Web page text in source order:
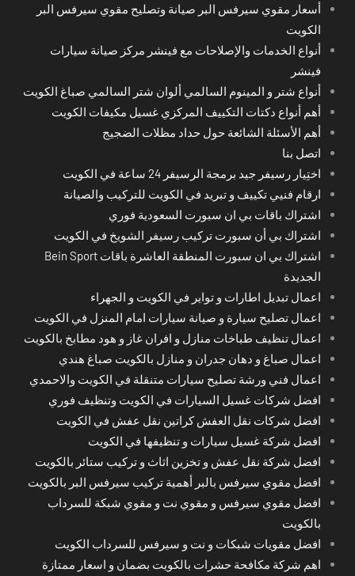
أسعار مقوي سيرفس البر صيانة وتصليح مقوي سيرفس البر
الكويت
أنواع الخدمات والإصلاحات مع فينشر مركز صيانة سيارات
فينشر
أنواع شتر و المينوم السالمي ألوان شتر السالمي صباغ الكويت
أهم أنواع دكتات التكييف المركزي غسيل مكيفات الكويت
أهم الأسئلة الشائعة حول حداد مظلات الضجيج
اتصل بنا
اختِيار رسيفر جيد برمجة الرسيفر 24 ساعة في الكويت
ارقام فنيي تكييف و تبريد في الكويت للتركيب والصيانة
اشتراك باقات بي ان سبورت السعودية فوري
اشتراك بي أن سبورت تركيب رسيفر الشويخ في الكويت
اشتراك بي ان سبورت المنطقة العاشرة باقات Bein Sport
الجديدة
اعمال تبديل اطارات و تواير في الكويت و الجهراء
اعمال تصليح سيارة و صيانة سيارات امام المنزل في الكويت
اعمال تنظيف طباخات منازل و افران غاز و هود مطابخ بالكويت
اعمال صباغ و دهان جدران و منازل بالكويت صباغ هندي
اعمال فني ورشة تصليح سيارات متنقلة في الكويت والاحمدي
افضل شركات غسيل السيارات في الكويت وتنظيف فوري
افضل شركات نقل العفش كراتين نقل عفش في الكويت
افضل شركة غسيل سيارات و تنظيفها في الكويت
افضل شركة نقل عفش و تخزين اثاث و تركيب ستائر بالكويت
افضل مقوي سيرفس بالبر أهمية تركيب سيرفس البر بالكويت
افضل مقوي سيرفس و مقوي نت و مقوي شبكة للسرداب
بالكويت
افضل مقويات شبكات و نت و سيرفس للسرداب الكويت
اهم شركة مكافحة حشرات بالكويت بضمان و اسعار ممتازة